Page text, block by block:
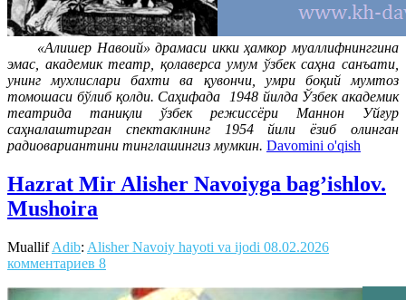
«Алишер Навоий» драмаси икки ҳамкор муаллифнинггина
эмас, академик театр, қолаверса умум ўзбек саҳна санъати,
унинг мухлислари бахти ва қувончи, умри боқий мумтоз
томошаси бўлиб қолди. Саҳифада 1948 йилда Ўзбек академик
театрида таниқли ўзбек режиссёри Маннон Уйғур
саҳналаштирган спектаклнинг 1954 йили ёзиб олинган
радиовариантини тинглашингиз мумкин. Davomini o'qish
Hazrat Mir Alisher Navoiyga bag’ishlov.
Mushoira
MuallifAdib: Alisher Navoiy hayoti va ijodi 08.02.2026
комментариев 8